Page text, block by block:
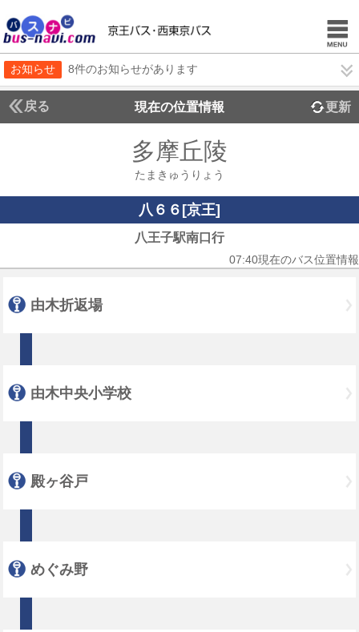
お知らせ 8件のお知らせがあります
戻る 現在の位置情報 更新
多摩丘陵
たまきゅうりょう
八６６[京王]
八王子駅南口行
07:40現在のバス位置情報
由木折返場
由木中央小学校
殿ヶ谷戸
めぐみ野